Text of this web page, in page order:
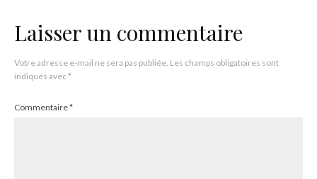
Laisser un commentaire
Votre adresse e-mail ne sera pas publiée. Les champs obligatoires sont
indiqués avec*
Commentaire*